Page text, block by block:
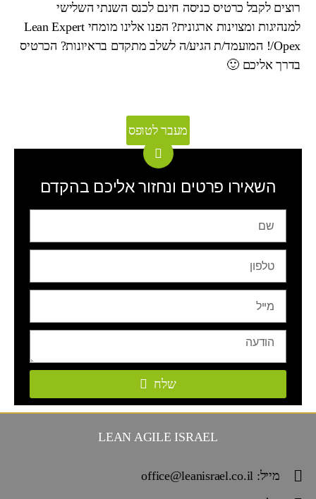
רוצים לקבל כרטיס כניסה חינם לכנס השנתי השלישי
למנהיגות ומצוינות ארגונית? הפנו אלינו מומחי Lean Expert
/Opex! המועמד/ת הגיע/ה לשלב מתקדם בראיונות? הכרטיס
בדרך אליכם 🙂
מעבר לטופס
השאירו פרטים ונחזור אליכם בהקדם
שלח
LEAN AGILE ISRAEL
מייל: office@leanisrael.co.il